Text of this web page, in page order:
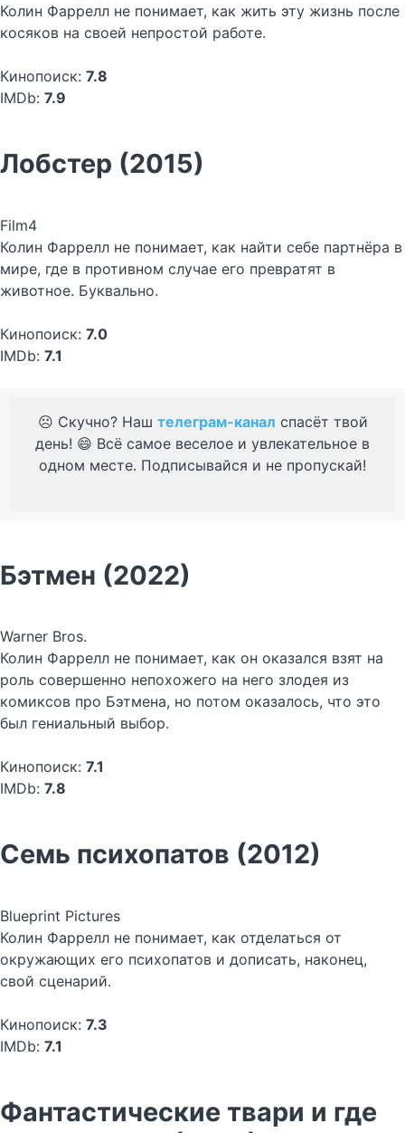
Колин Фаррелл не понимает, как жить эту жизнь после
косяков на своей непростой работе.
Кинопоиск: 7.8
IMDb: 7.9
Лобстер (2015)
Film4
Колин Фаррелл не понимает, как найти себе партнёра в
мире, где в противном случае его превратят в
животное. Буквально.
Кинопоиск: 7.0
IMDb: 7.1
☹️ Скучно? Наш телеграм-канал спасёт твой
день! 😄 Всё самое веселое и увлекательное в
одном месте. Подписывайся и не пропускай!
Бэтмен (2022)
Warner Bros.
Колин Фаррелл не понимает, как он оказался взят на
роль совершенно непохожего на него злодея из
комиксов про Бэтмена, но потом оказалось, что это
был гениальный выбор.
Кинопоиск: 7.1
IMDb: 7.8
Семь психопатов (2012)
Blueprint Pictures
Колин Фаррелл не понимает, как отделаться от
окружающих его психопатов и дописать, наконец,
свой сценарий.
Кинопоиск: 7.3
IMDb: 7.1
Фантастические твари и где